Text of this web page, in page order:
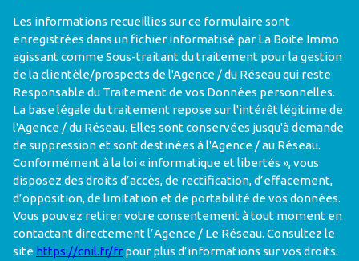
Les informations recueillies sur ce formulaire sont
enregistrées dans un fichier informatisé par La Boite Immo
agissant comme Sous-traitant du traitement pour la gestion
de la clientèle/prospects de l'Agence / du Réseau qui reste
Responsable du Traitement de vos Données personnelles.
La base légale du traitement repose sur l'intérêt légitime de
l'Agence / du Réseau. Elles sont conservées jusqu'à demande
de suppression et sont destinées à l'Agence / au Réseau.
Conformément à la loi « informatique et libertés », vous
disposez des droits d’accès, de rectification, d’effacement,
d’opposition, de limitation et de portabilité de vos données.
Vous pouvez retirer votre consentement à tout moment en
contactant directement l’Agence / Le Réseau. Consultez le
site https://cnil.fr/fr pour plus d’informations sur vos droits.